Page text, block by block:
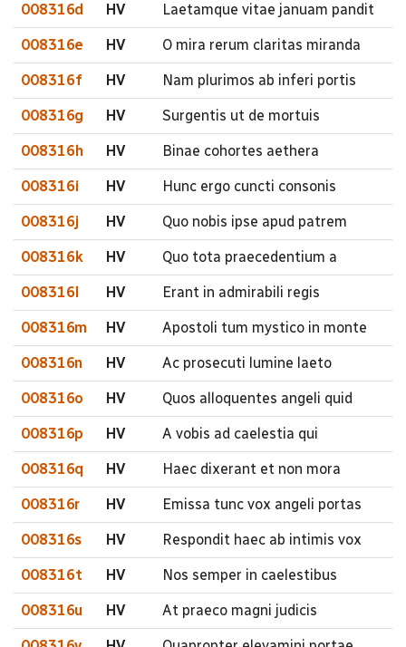
008316d HV Laetamque vitae januam pandit
008316e HV O mira rerum claritas miranda
008316f HV Nam plurimos ab inferi portis
008316g HV Surgentis ut de mortuis
008316h HV Binae cohortes aethera
008316i HV Hunc ergo cuncti consonis
008316j HV Quo nobis ipse apud patrem
008316k HV Quo tota praecedentium a
008316l HV Erant in admirabili regis
008316m HV Apostoli tum mystico in monte
008316n HV Ac prosecuti lumine laeto
008316o HV Quos alloquentes angeli quid
008316p HV A vobis ad caelestia qui
008316q HV Haec dixerant et non mora
008316r HV Emissa tunc vox angeli portas
008316s HV Respondit haec ab intimis vox
008316t HV Nos semper in caelestibus
008316u HV At praeco magni judicis